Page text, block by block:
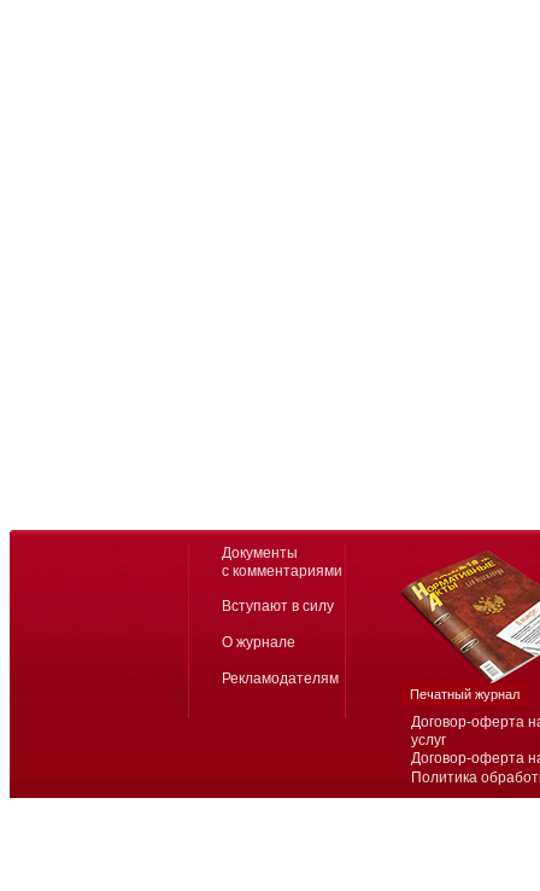
Договор-оферта
услуг
Договор-оферта
Политика
Документы
с комментариями
Вступают в силу
О журнале
Рекламодателям
Печатный журнал